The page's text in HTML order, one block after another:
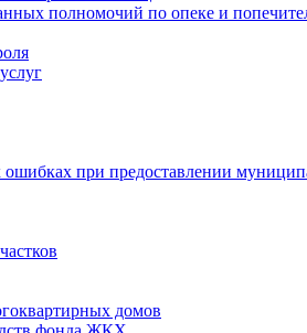
полномочий по опеке и
при предоставлении
домов